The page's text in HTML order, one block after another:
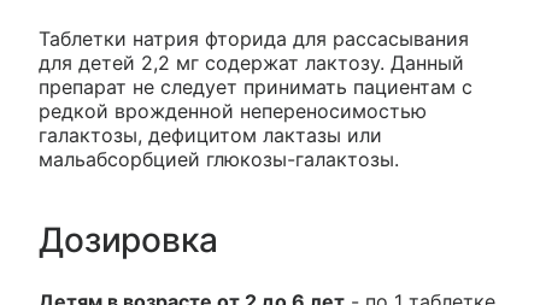
Таблетки натрия фторида для рассасывания
для детей 2,2 мг содержат лактозу. Данный
препарат не следует принимать пациентам с
редкой врожденной непереносимостью
галактозы, дефицитом лактазы или
мальабсорбцией глюкозы-галактозы.
Дозировка